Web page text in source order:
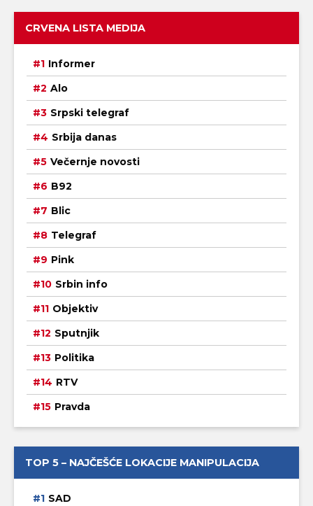
CRVENA LISTA MEDIJA
Informer
Alo
Srpski telegraf
Srbija danas
Večernje novosti
B92
Blic
Telegraf
Pink
Srbin info
Objektiv
Sputnjik
Politika
RTV
Pravda
TOP 5 – NAJČEŠĆE LOKACIJE MANIPULACIJA
SAD